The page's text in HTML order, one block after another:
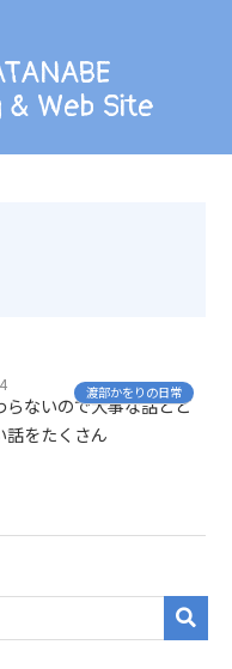
Web Site
らないので大事な話とど
話をたくさん
渡部かをりの日常